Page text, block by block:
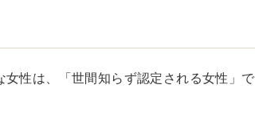
性は、「世間知らず認定される女性」で